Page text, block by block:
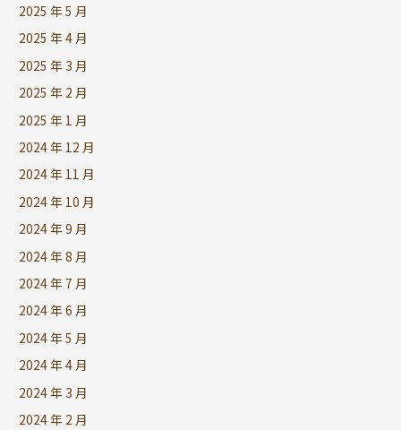
2025 年 5 月
2025 年 4 月
2025 年 3 月
2025 年 2 月
2025 年 1 月
2024 年 12 月
2024 年 11 月
2024 年 10 月
2024 年 9 月
2024 年 8 月
2024 年 7 月
2024 年 6 月
2024 年 5 月
2024 年 4 月
2024 年 3 月
2024 年 2 月